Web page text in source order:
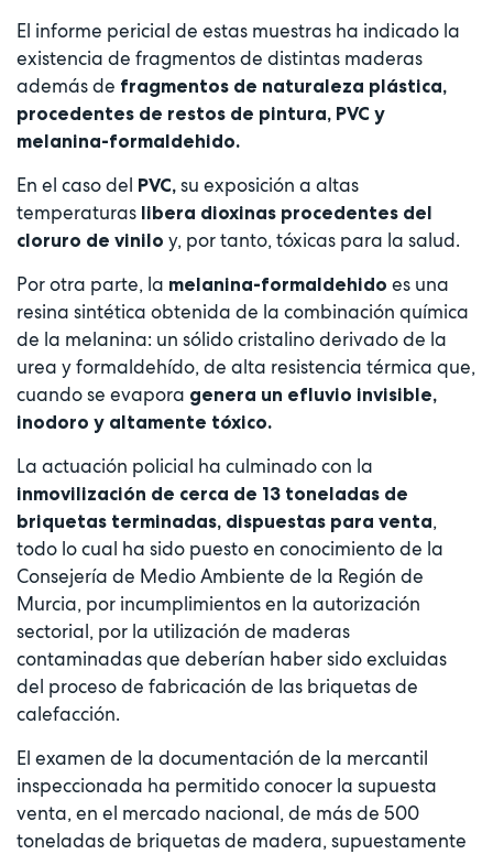
El informe pericial de estas muestras ha indicado la
existencia de fragmentos de distintas maderas
además de fragmentos de naturaleza plástica,
procedentes de restos de pintura, PVC y
melanina-formaldehido.
En el caso del PVC, su exposición a altas
temperaturas libera dioxinas procedentes del
cloruro de vinilo y, por tanto, tóxicas para la salud.
Por otra parte, la melanina-formaldehido es una
resina sintética obtenida de la combinación química
de la melanina: un sólido cristalino derivado de la
urea y formaldehído, de alta resistencia térmica que,
cuando se evapora genera un efluvio invisible,
inodoro y altamente tóxico.
La actuación policial ha culminado con la
inmovilización de cerca de 13 toneladas de
briquetas terminadas, dispuestas para venta,
todo lo cual ha sido puesto en conocimiento de la
Consejería de Medio Ambiente de la Región de
Murcia, por incumplimientos en la autorización
sectorial, por la utilización de maderas
contaminadas que deberían haber sido excluidas
del proceso de fabricación de las briquetas de
calefacción.
El examen de la documentación de la mercantil
inspeccionada ha permitido conocer la supuesta
venta, en el mercado nacional, de más de 500
toneladas de briquetas de madera, supuestamente